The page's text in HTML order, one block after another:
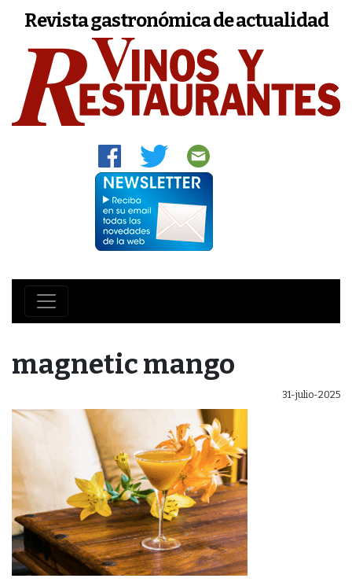
Revista gastronómica de actualidad
magnetic mango
31-julio-2025